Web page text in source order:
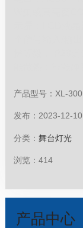
产品型号：XL-300
发布：2023-12-10
分类：舞台灯光
浏览：414
产品中心